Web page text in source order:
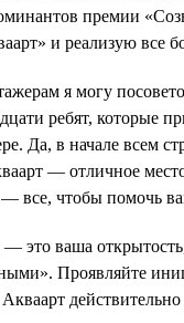
премии
и реализую все
я могу
ребят, которые
Да, в начале всем
— отличное
все, чтобы помочь
это ваша открытость,
Проявляйте